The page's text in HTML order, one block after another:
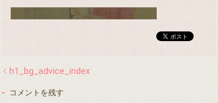
h1_bg_advice_index
コメントを残す